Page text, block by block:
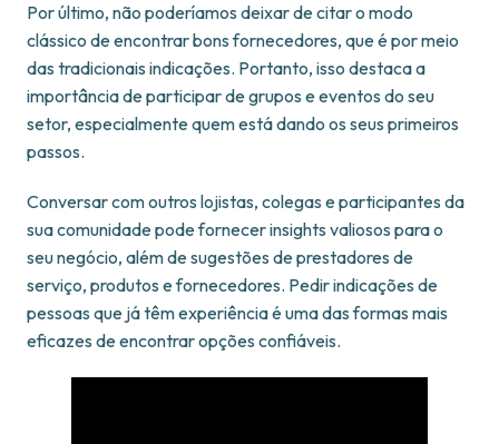
Por último, não poderíamos deixar de citar o modo
clássico de encontrar bons fornecedores, que é por meio
das tradicionais indicações. Portanto, isso destaca a
importância de participar de grupos e eventos do seu
setor, especialmente quem está dando os seus primeiros
passos.
Conversar com outros lojistas, colegas e participantes da
sua comunidade pode fornecer insights valiosos para o
seu negócio, além de sugestões de prestadores de
serviço, produtos e fornecedores. Pedir indicações de
pessoas que já têm experiência é uma das formas mais
eficazes de encontrar opções confiáveis.